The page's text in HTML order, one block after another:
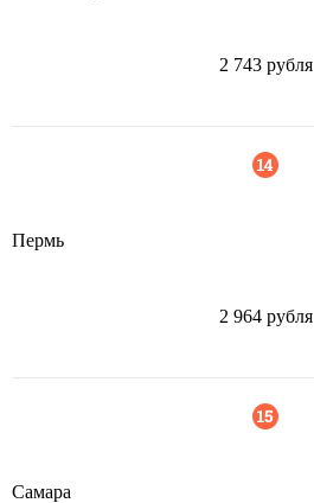
2 743 рубля
Пермь
2 964 рубля
Самара